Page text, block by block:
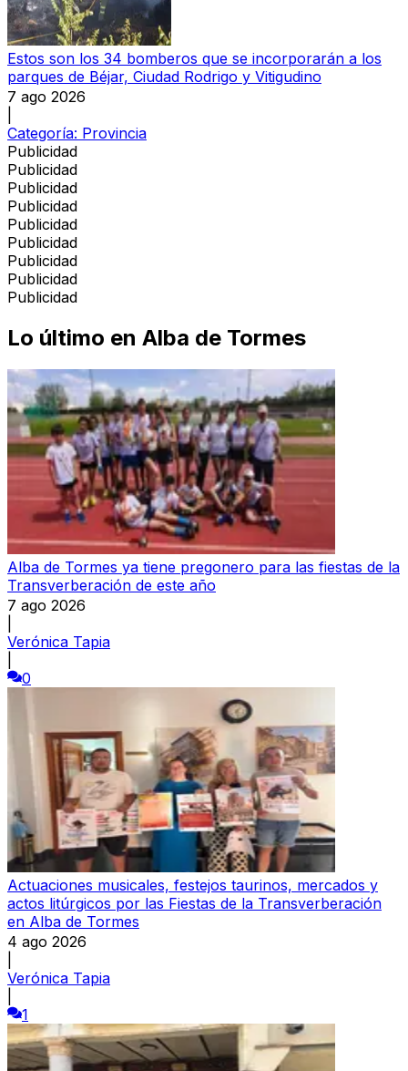
Estos son los 34 bomberos que se incorporarán a los
parques de Béjar, Ciudad Rodrigo y Vitigudino
7 ago 2026
Categoría: Provincia
Publicidad
Publicidad
Publicidad
Publicidad
Publicidad
Publicidad
Publicidad
Publicidad
Publicidad
Lo último en Alba de Tormes
Alba de Tormes ya tiene pregonero para las fiestas de la
Transverberación de este año
7 ago 2026
Verónica Tapia
0
Actuaciones musicales, festejos taurinos, mercados y
actos litúrgicos por las Fiestas de la Transverberación
en Alba de Tormes
4 ago 2026
Verónica Tapia
1